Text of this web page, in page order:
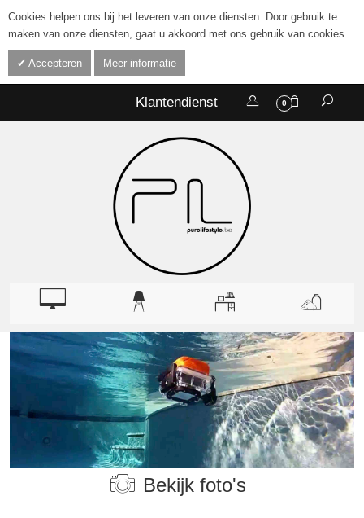
Cookies helpen ons bij het leveren van onze diensten. Door gebruik te
maken van onze diensten, gaat u akkoord met ons gebruik van cookies.
Accepteren Meer informatie
0
Klantendienst
Bekijk foto's